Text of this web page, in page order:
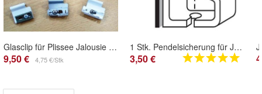
Glasclip für Plissee Jalousie Rollo Faltstores Faltrollo Montage ohne zu bohren
9,50 € 4,75 €/Stk
1 Stk. Pendelsicherung für Jalousie Unterleistenhalter in weiß
3,50 €